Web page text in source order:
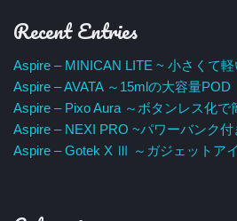
Recent Entries
Aspire – MINICAN LITE ~ 小さくて軽
Aspire – AVATA ～15mlの大容量POD
Aspire – Pixo Aura ～ボタンレス化で
Aspire – NEXI PRO ~パワーバンク
Aspire – Gotek X Ⅲ ～ガジェットア